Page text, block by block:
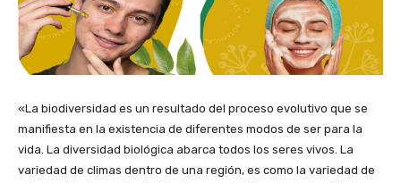
«La biodiversidad es un resultado del proceso evolutivo que se
manifiesta en la existencia de diferentes modos de ser para la
vida. La diversidad biológica abarca todos los seres vivos. La
variedad de climas dentro de una región, es como la variedad de